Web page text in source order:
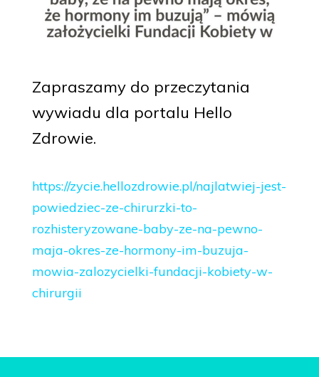
Zapraszamy do przeczytania
wywiadu dla portalu Hello
Zdrowie.
https://zycie.hellozdrowie.pl/najlatwiej-jest-
powiedziec-ze-chirurzki-to-
rozhisteryzowane-baby-ze-na-pewno-
maja-okres-ze-hormony-im-buzuja-
mowia-zalozycielki-fundacji-kobiety-w-
chirurgii